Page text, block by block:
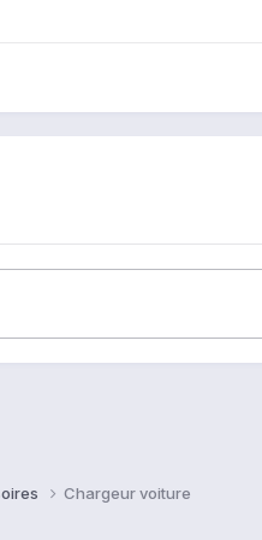
Chargeur voiture